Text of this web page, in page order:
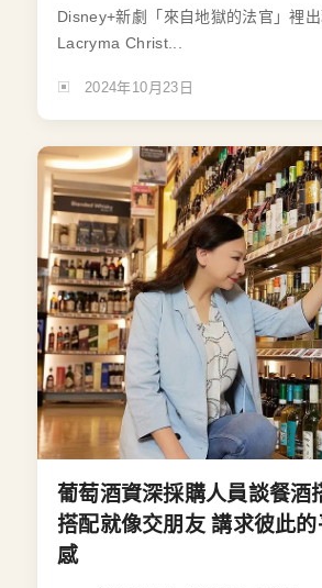
Disney+新劇「來自地獄的法官」裡
Lacryma Christ...
2024年10月23日
葡萄酒資深採購人員談餐酒
搭配就像交朋友 講求彼此
感